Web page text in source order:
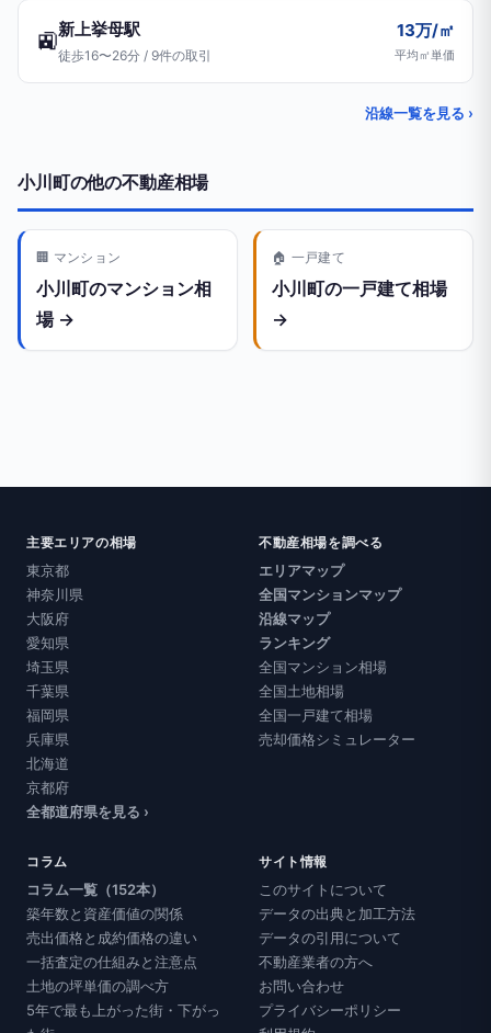
🚉新上挙母駅
徒歩16〜26分 / 9件の取引
13万/㎡
平均㎡単価
沿線一覧を見る ›
小川町の他の不動産相場
🏢 マンション
小川町のマンション相
場 →
🏠 一戸建て
小川町の一戸建て相場
→
主要エリアの相場
東京都
神奈川県
大阪府
愛知県
埼玉県
千葉県
福岡県
兵庫県
北海道
京都府
全都道府県を見る ›
不動産相場を調べる
エリアマップ
全国マンションマップ
沿線マップ
ランキング
全国マンション相場
全国土地相場
全国一戸建て相場
売却価格シミュレーター
コラム
コラム一覧（152本）
築年数と資産価値の関係
売出価格と成約価格の違い
一括査定の仕組みと注意点
土地の坪単価の調べ方
5年で最も上がった街・下がっ
サイト情報
このサイトについて
データの出典と加工方法
データの引用について
不動産業者の方へ
お問い合わせ
プライバシーポリシー